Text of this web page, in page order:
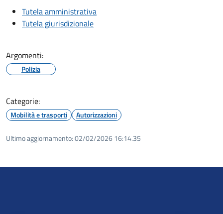
Tutela amministrativa
Tutela giurisdizionale
Argomenti:
Polizia
Categorie:
Mobilità e trasporti Autorizzazioni
Ultimo aggiornamento:02/02/2026 16:14.35